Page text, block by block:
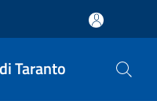
Taranto